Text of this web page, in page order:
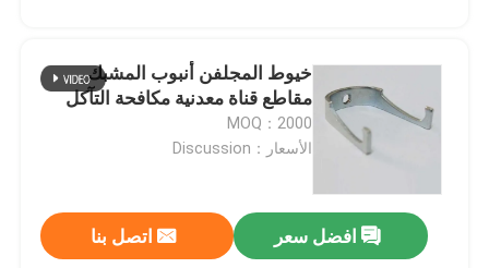
خيوط المجلفن أنبوب المشبك
مقاطع قناة معدنية مكافحة التآكل
MOQ：2000
الأسعار：Discussion
افضل سعر اتصل بنا